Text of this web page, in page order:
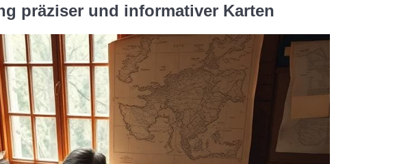
präziser und informativer Karten